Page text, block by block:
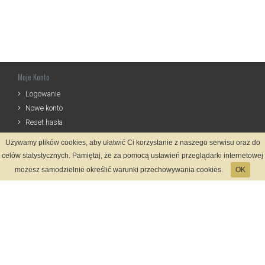
Moje Konto
Logowanie
Nowe konto
Reset hasła
Informacje
Regulamin
Używamy plików cookies, aby ułatwić Ci korzystanie z naszego serwisu oraz do
celów statystycznych. Pamiętaj, że za pomocą ustawień przeglądarki internetowej
możesz samodzielnie określić warunki przechowywania cookies.
OK